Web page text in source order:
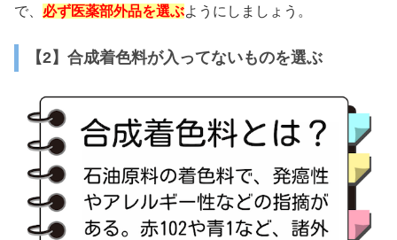
で、 必ず医薬部外品を選ぶようにしましょう。
【2】合成着色料が入ってないものを選ぶ